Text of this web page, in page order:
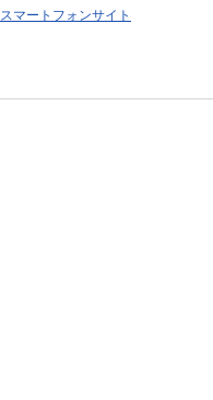
スマートフォンサイト